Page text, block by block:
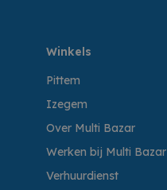
Winkels
Pittem
Izegem
Over Multi Bazar
Werken bij Multi Bazar
Verhuurdienst